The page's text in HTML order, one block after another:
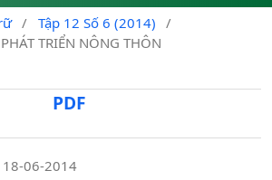
/ Tập 12 Số 6 (2014)
/
TRIỂN NÔNG THÔN
PDF
18-06-2014